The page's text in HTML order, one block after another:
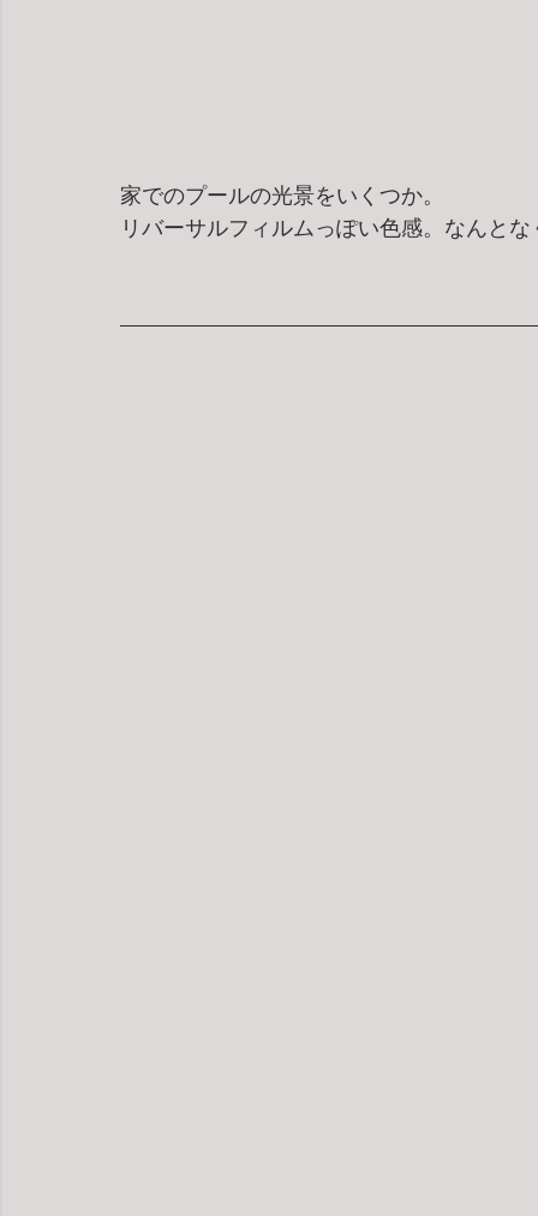
家でのプールの光景をいくつか。
リバーサルフィルムっぽい色感。なんと